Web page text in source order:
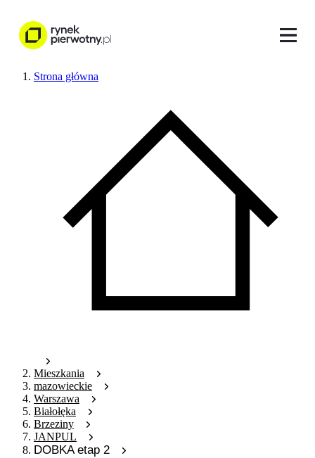
Strona główna
Mieszkania
mazowieckie
Warszawa
Białołęka
Brzeziny
JANPUL
DOBKA etap 2